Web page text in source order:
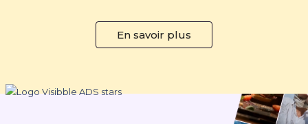
En savoir plus